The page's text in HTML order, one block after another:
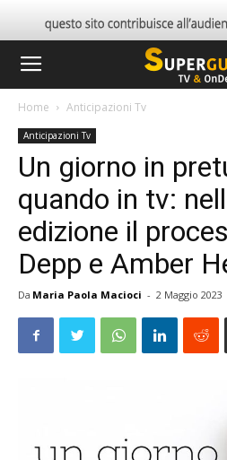
Home Anticipazioni Tv
Anticipazioni Tv
Un giorno in
quando in tv:
edizione il
Depp e Amber
Da Maria Paola Macioci - 2 Maggio 2023